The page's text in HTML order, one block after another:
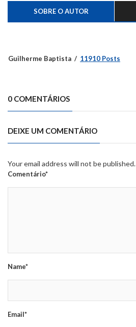
SOBRE O AUTOR
Guilherme Baptista 11910 Posts
0 COMENTÁRIOS
DEIXE UM COMENTÁRIO
Your email address will not be published.
Comentário*
Name*
Email*